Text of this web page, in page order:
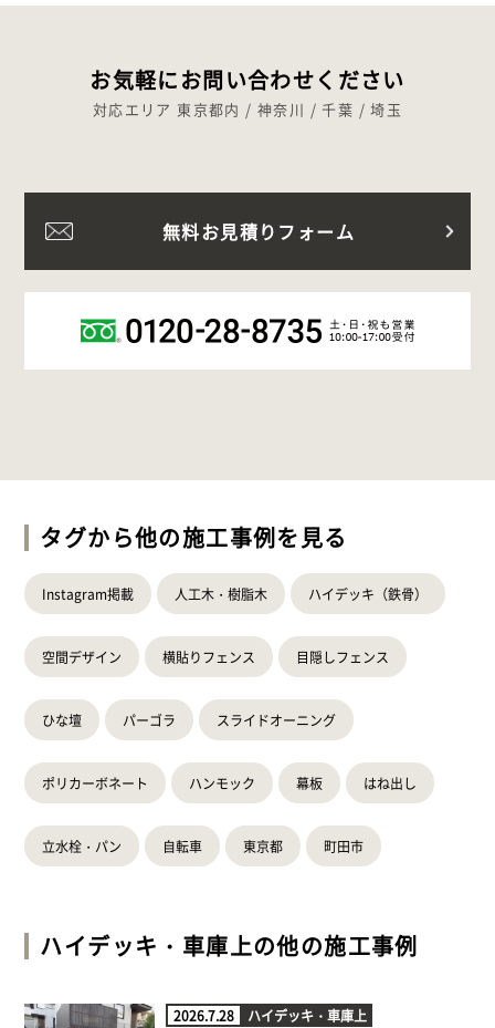
お気軽にお問い合わせください
対応エリア 東京都内 / 神奈川 / 千葉 / 埼玉
無料お見積りフォーム
タグから他の施工事例を見る
Instagram掲載 人工木・樹脂木 ハイデッキ（鉄骨）
空間デザイン 横貼りフェンス 目隠しフェンス
ひな壇 パーゴラ スライドオーニング
ポリカーボネート ハンモック 幕板 はね出し
立水栓・パン 自転車 東京都 町田市
ハイデッキ・車庫上の他の施工事例
2026.7.28 ハイデッキ・車庫上